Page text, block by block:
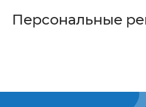
Персональные